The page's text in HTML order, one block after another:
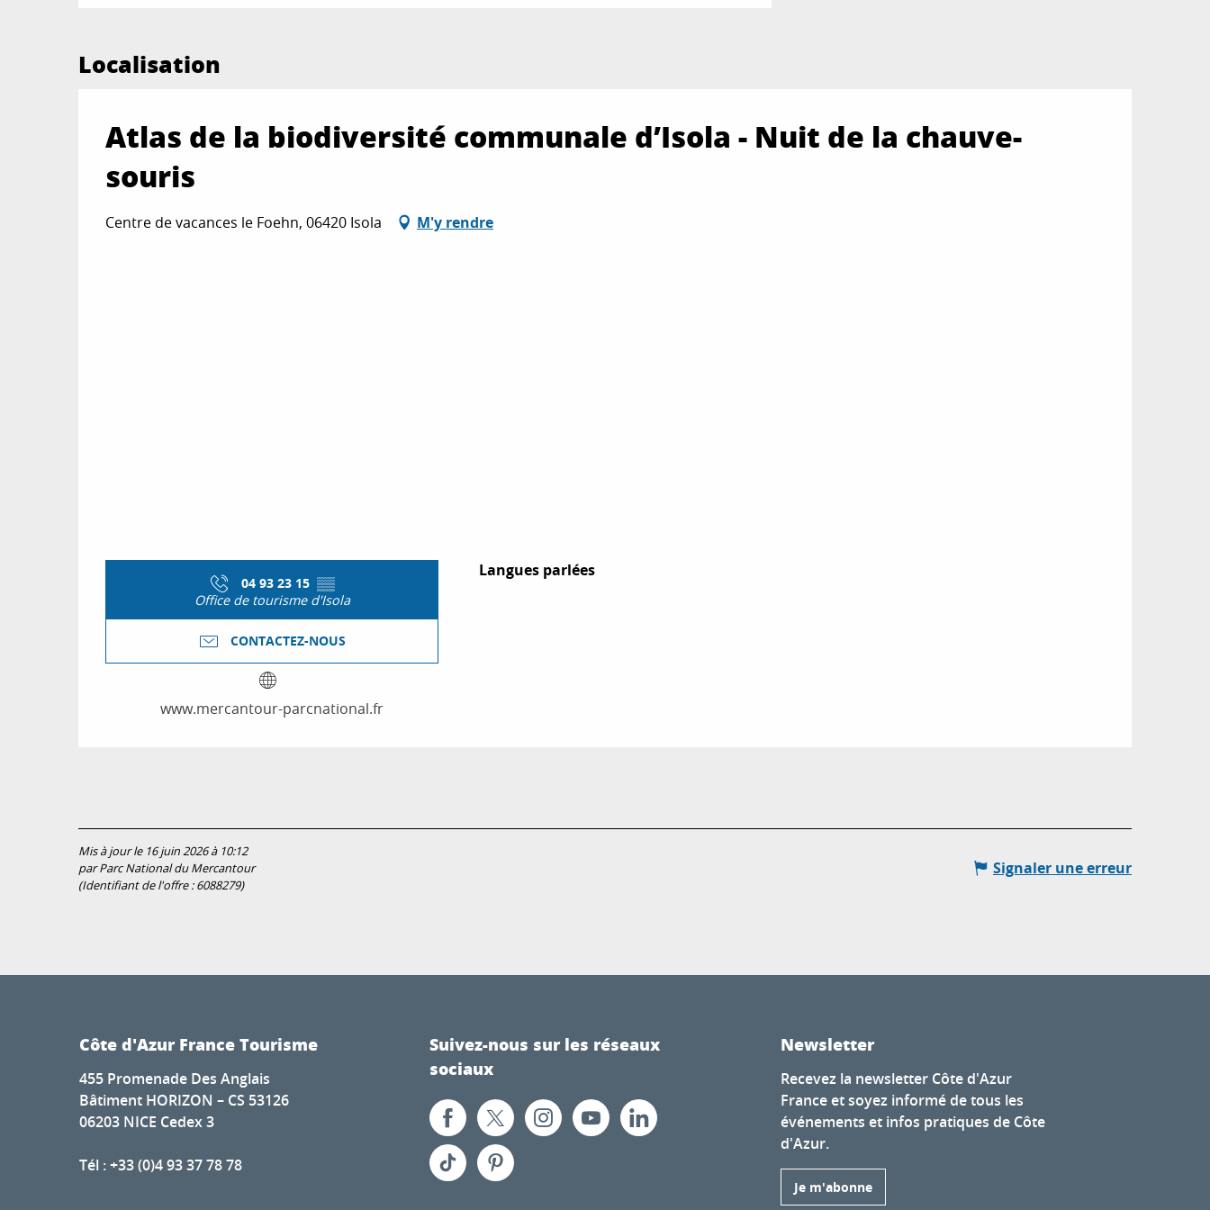
Localisation
Atlas de la biodiversité communale d’Isola - Nuit de la chauve-
souris
Centre de vacances le Foehn, 06420 Isola M'y rendre
04 93 23 15 ▒▒
Office de tourisme d'Isola
CONTACTEZ-NOUS
www.mercantour-parcnational.fr
Langues parlées
Langues parlées
Mis à jour le 16 juin 2026 à 10:12
par Parc National du Mercantour
(Identifiant de l'offre :6088279)
Signaler une erreur
Côte d'Azur France Tourisme
455 Promenade Des Anglais
Bâtiment HORIZON – CS 53126
06203 NICE Cedex 3
Tél : +33 (0)4 93 37 78 78
Suivez-nous sur les réseaux
sociaux
Newsletter
Recevez la newsletter Côte d'Azur
France et soyez informé de tous les
événements et infos pratiques de Côte
d'Azur.
Je m'abonne